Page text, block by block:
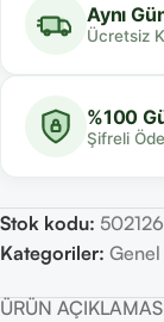
Aynı
Ücretsiz
%100
Şifreli
Stok kodu:
Kategoriler: Genel
ÜRÜN